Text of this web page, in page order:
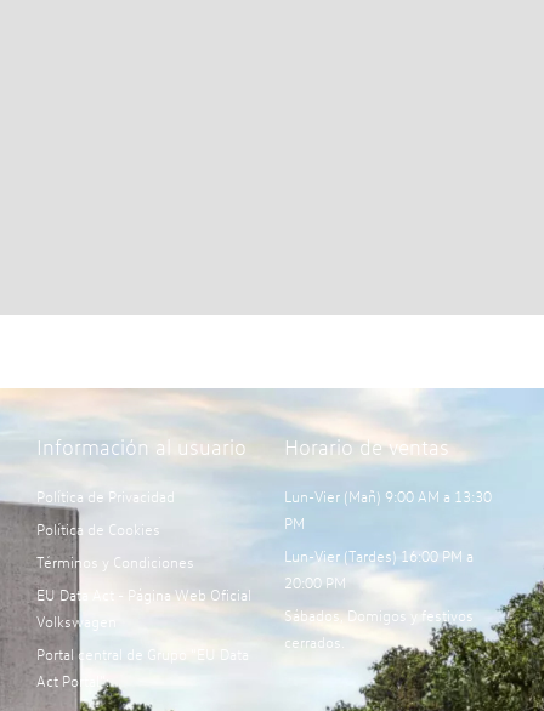
Información al usuario
Política de Privacidad
Política de Cookies
Términos y Condiciones
EU Data Act - Página Web Oficial
Volkswagen
Portal central de Grupo “EU Data
Act Portal”:
Horario de ventas
Lun-Vier (Mañ) 9:00 AM a 13:30
PM
Lun-Vier (Tardes) 16:00 PM a
20:00 PM
Sábados, Domigos y festivos
cerrados.